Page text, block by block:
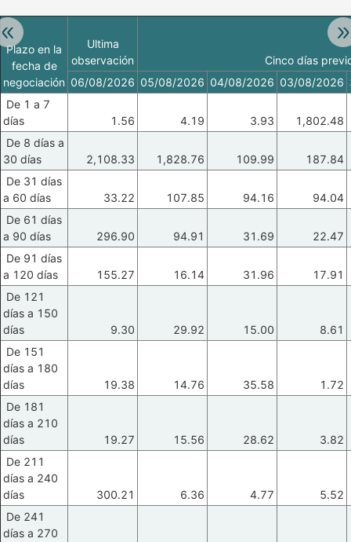
Retroceder:
Plazo en la
fecha de
negociación
Ultima
observación
Cinco días
06/08/2026 05/08/2026 04/08/2026 03/08/2026
De 1 a 7
días
1.56 4.19 3.93
1,802.48
De 8 días a
30 días
2,108.33 1,828.76 109.99
187.84
De 31 días
a 60 días
33.22 107.85 94.16
94.04
De 61 días
a 90 días
296.90 94.91 31.69
22.47
De 91 días
a 120 días
155.27 16.14 31.96
17.91
De 121
días a 150
días
9.30 29.92 15.00
8.61
De 151
días a 180
días
19.38 14.76 35.58
1.72
De 181
días a 210
días
19.27 15.56 28.62
3.82
De 211
días a 240
días
300.21 6.36 4.77
5.52
De 241
días a 270